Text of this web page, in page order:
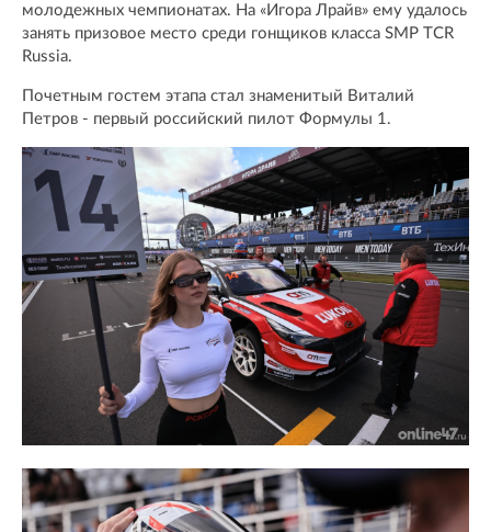
молодежных чемпионатах. На «Игора Лрайв» ему удалось
занять призовое место среди гонщиков класса SMP TCR
Russia.
Почетным гостем этапа стал знаменитый Виталий
Петров - первый российский пилот Формулы 1.